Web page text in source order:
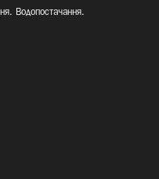
Водопостачання.